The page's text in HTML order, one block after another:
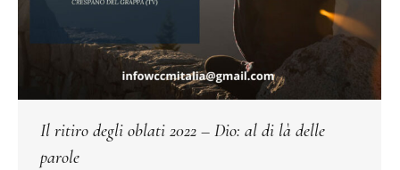
Il ritiro degli oblati 2022 – Dio: al di là delle
parole